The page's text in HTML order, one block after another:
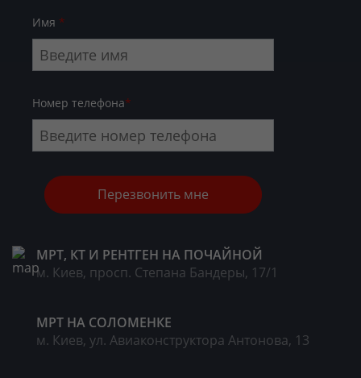
Имя *
Номер телефона*
МРТ, КТ И РЕНТГЕН НА ПОЧАЙНОЙ
м. Киев, просп. Степана Бандеры, 17/1
МРТ НА CОЛОМЕНКЕ
м. Киев, ул. Авиаконструктора Антонова, 13